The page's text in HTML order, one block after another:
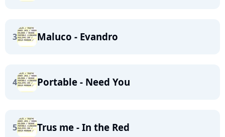
3 Maluco - Evandro
4 Portable - Need You
5 Trus me - In the Red